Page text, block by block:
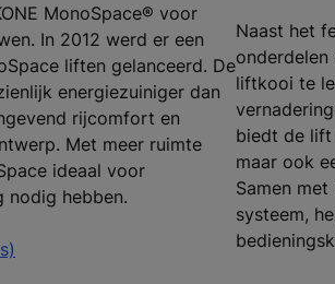
MonoSpace® voor
In 2012 werd er een
liften gelanceerd. De
energiezuiniger dan
rijcomfort en
Met meer ruimte
ideaal voor
nodig hebben.
Naast het
liftkooi te
biedt de lift
maar ook
Samen
systeem,